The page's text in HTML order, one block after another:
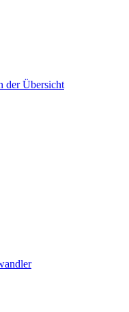
der Übersicht